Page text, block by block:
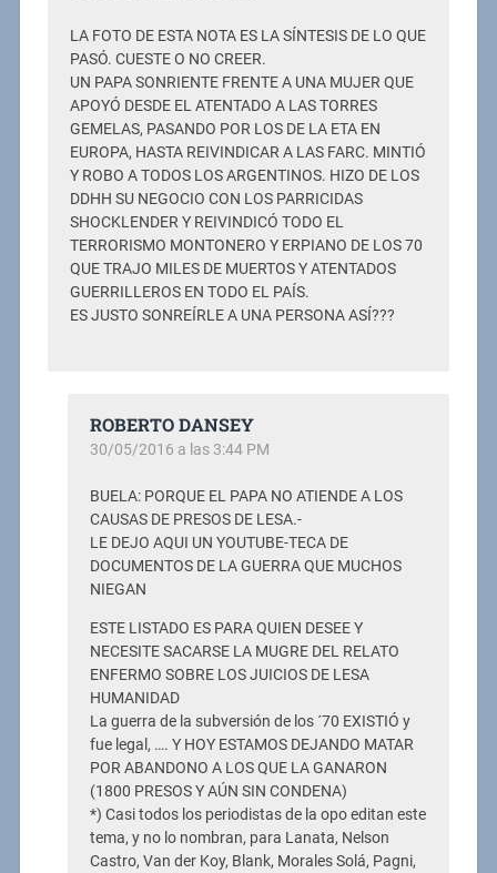
LA FOTO DE ESTA NOTA ES LA SÍNTESIS DE LO QUE
PASÓ. CUESTE O NO CREER.
UN PAPA SONRIENTE FRENTE A UNA MUJER QUE
APOYÓ DESDE EL ATENTADO A LAS TORRES
GEMELAS, PASANDO POR LOS DE LA ETA EN
EUROPA, HASTA REIVINDICAR A LAS FARC. MINTIÓ
Y ROBO A TODOS LOS ARGENTINOS. HIZO DE LOS
DDHH SU NEGOCIO CON LOS PARRICIDAS
SHOCKLENDER Y REIVINDICÓ TODO EL
TERRORISMO MONTONERO Y ERPIANO DE LOS 70
QUE TRAJO MILES DE MUERTOS Y ATENTADOS
GUERRILLEROS EN TODO EL PAÍS.
ES JUSTO SONREÍRLE A UNA PERSONA ASÍ???
ROBERTO DANSEY
30/05/2016 a las 3:44 PM
BUELA: PORQUE EL PAPA NO ATIENDE A LOS
CAUSAS DE PRESOS DE LESA.-
LE DEJO AQUI UN YOUTUBE-TECA DE
DOCUMENTOS DE LA GUERRA QUE MUCHOS
NIEGAN
ESTE LISTADO ES PARA QUIEN DESEE Y
NECESITE SACARSE LA MUGRE DEL RELATO
ENFERMO SOBRE LOS JUICIOS DE LESA
HUMANIDAD
La guerra de la subversión de los ´70 EXISTIÓ y
fue legal, …. Y HOY ESTAMOS DEJANDO MATAR
POR ABANDONO A LOS QUE LA GANARON
(1800 PRESOS Y AÚN SIN CONDENA)
*) Casi todos los periodistas de la opo editan este
tema, y no lo nombran, para Lanata, Nelson
Castro, Van der Koy, Blank, Morales Solá, Pagni,